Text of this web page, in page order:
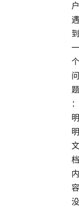
户
遇
到
一
个
问
题
：
明
明
文
档
内
容
没